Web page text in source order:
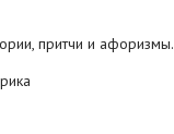
притчи и афоризмы.